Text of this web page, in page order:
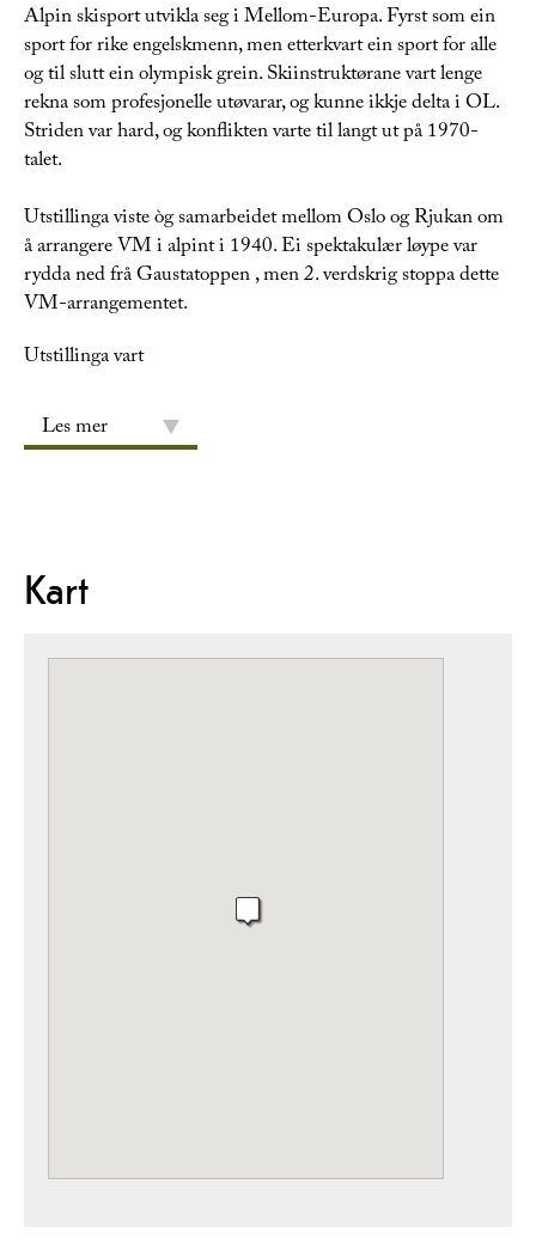
Alpin skisport utvikla seg i Mellom-Europa. Fyrst som ein
sport for rike engelskmenn, men etterkvart ein sport for alle
og til slutt ein olympisk grein. Skiinstruktørane vart lenge
rekna som profesjonelle utøvarar, og kunne ikkje delta i OL.
Striden var hard, og konflikten varte til langt ut på 1970-
talet.
Utstillinga viste òg samarbeidet mellom Oslo og Rjukan om
å arrangere VM i alpint i 1940. Ei spektakulær løype var
rydda ned frå Gaustatoppen , men 2. verdskrig stoppa dette
VM-arrangementet.
Utstillinga vart
Les mer
Kart